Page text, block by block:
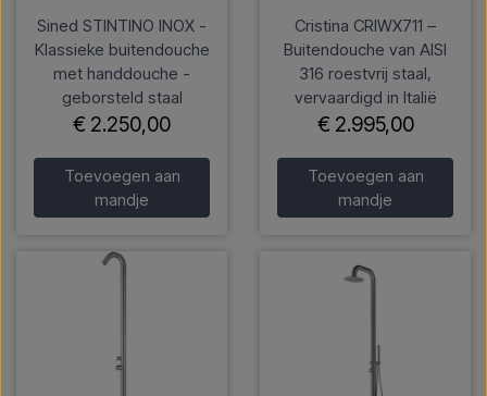
Sined STINTINO INOX -
Klassieke buitendouche
met handdouche -
geborsteld staal
€ 2.250,00
Toevoegen aan
mandje
Cristina CRIWX711 –
Buitendouche van AISI
316 roestvrij staal,
vervaardigd in Italië
€ 2.995,00
Toevoegen aan
mandje